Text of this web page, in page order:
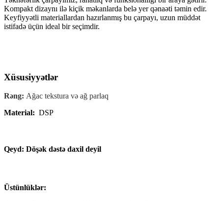
Kompakt dizaynı ilə kiçik məkanlarda belə yer qənaəti təmin edir.
Keyfiyyətli materiallardan hazırlanmış bu çarpayı, uzun müddət
istifadə üçün ideal bir seçimdir.
Xüsusiyyətlər
Rəng: Ağac tekstura və ağ parlaq
Material: DSP
Qeyd: Döşək dəstə daxil deyil
Üstünlüklər: